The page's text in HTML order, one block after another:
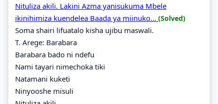
Nituliza akili. Lakini Azma yanisukuma Mbele
ikinihimiza kuendelea Baada ya miinuko... (Solved)
Soma shairi lifuatalo kisha ujibu maswali.
T. Arege: Barabara
Barabara bado ni ndefu
Nami tayari nimechoka tiki
Natamani kuketi
Ninyooshe misuli